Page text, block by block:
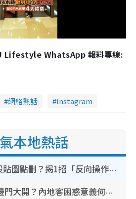
l
a
y
i
e
o
Lifestyle WhatsApp 報料專線:
網絡熱話 Instagram
本地熱話
WhatsApp預設貼圖點刪？揭1招「反向操作」還原簡潔介面 附3步實測教學
香港山邊鐵閘邊門大開？內地客困惑意義何在！網民神回覆：呢種叫法理性防禦